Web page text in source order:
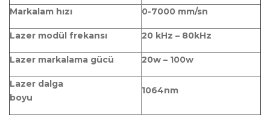
Markalam hızı 0-7000 mm/sn
Lazer modül frekansı 20 kHz – 80kHz
Lazer markalama gücü 20w – 100w
Lazer dalga
boyu
1064nm